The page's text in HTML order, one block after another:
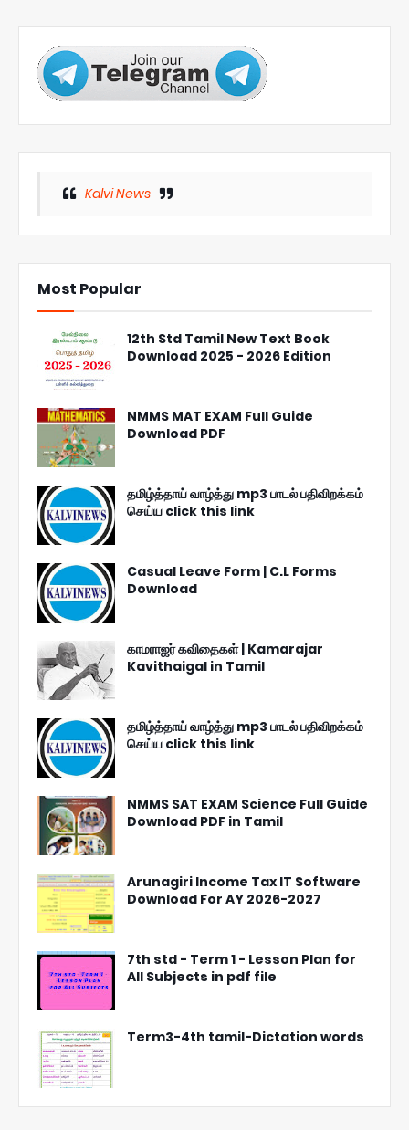
Kalvi News
Most Popular
12th Std Tamil New Text Book
Download 2025 - 2026 Edition
NMMS MAT EXAM Full Guide
Download PDF
தமிழ்த்தாய் வாழ்த்து mp3 பாடல் பதிவிறக்கம்
செய்ய click this link
Casual Leave Form | C.L Forms
Download
காமராஜர் கவிதைகள் | Kamarajar
Kavithaigal in Tamil
தமிழ்த்தாய் வாழ்த்து mp3 பாடல் பதிவிறக்கம்
செய்ய click this link
NMMS SAT EXAM Science Full Guide
Download PDF in Tamil
Arunagiri Income Tax IT Software
Download For AY 2026-2027
7th std - Term 1 - Lesson Plan for
All Subjects in pdf file
Term3-4th tamil-Dictation words